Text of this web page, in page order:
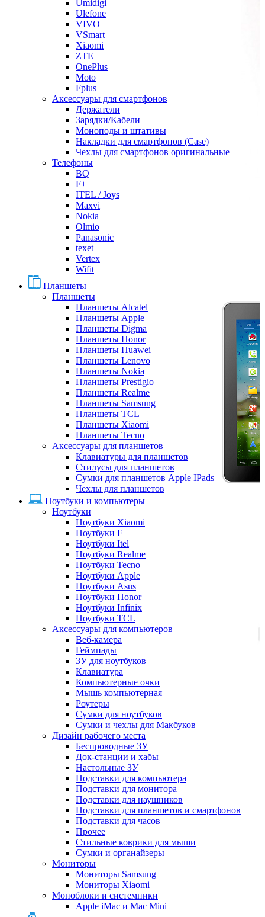
Umidigi
Ulefone
VIVO
VSmart
Xiaomi
ZTE
OnePlus
Moto
Fplus
Аксессуары для смартфонов
Держатели
Зарядки/Кабели
Моноподы и штативы
Накладки для смартфонов (Case)
Чехлы для смартфонов оригинальные
Телефоны
BQ
F+
ITEL / Joys
Maxvi
Nokia
Olmio
Panasonic
texet
Vertex
Wifit
Планшеты
Планшеты
Планшеты Alcatel
Планшеты Apple
Планшеты Digma
Планшеты Honor
Планшеты Huawei
Планшеты Lenovo
Планшеты Nokia
Планшеты Prestigio
Планшеты Realme
Планшеты Samsung
Планшеты TCL
Планшеты Xiaomi
Планшеты Tecno
Аксессуары для планшетов
Клавиатуры для планшетов
Стилусы для планшетов
Сумки для планшетов Apple IPads
Чехлы для планшетов
Ноутбуки и компьютеры
Ноутбуки
Ноутбуки Xiaomi
Ноутбуки F+
Ноутбуки Itel
Ноутбуки Realme
Ноутбуки Tecno
Ноутбуки Apple
Ноутбуки Asus
Ноутбуки Honor
Ноутбуки Infinix
Ноутбуки TCL
Аксессуары для компьютеров
Веб-камера
Геймпады
ЗУ для ноутбуков
Клавиатура
Компьютерные очки
Мышь компьютерная
Роутеры
Сумки для ноутбуков
Сумки и чехлы для Макбуков
Дизайн рабочего места
Беспроводные ЗУ
Док-станции и хабы
Настольные ЗУ
Подставки для компьютера
Подставки для монитора
Подставки для наушников
Подставки для планшетов и смартфонов
Подставки для часов
Прочее
Стильные коврики для мыши
Сумки и органайзеры
Мониторы
Мониторы Samsung
Мониторы Xiaomi
Моноблоки и системники
Apple iMac и Mac Mini